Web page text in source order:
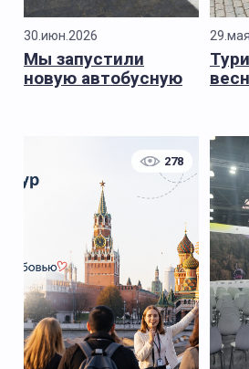
30.июн.2026
Мы запустили
новую автобусную
278